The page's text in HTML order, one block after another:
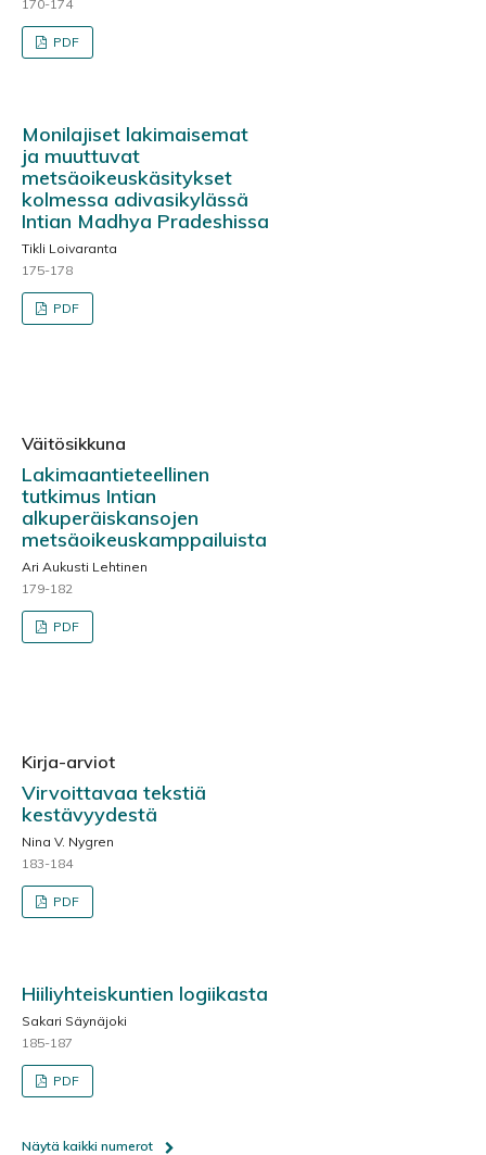
170-174
PDF
Monilajiset lakimaisemat
ja muuttuvat
metsäoikeuskäsitykset
kolmessa adivasikylässä
Intian Madhya Pradeshissa
Tikli Loivaranta
175-178
PDF
Väitösikkuna
Lakimaantieteellinen
tutkimus Intian
alkuperäiskansojen
metsäoikeuskamppailuista
Ari Aukusti Lehtinen
179-182
PDF
Kirja-arviot
Virvoittavaa tekstiä
kestävyydestä
Nina V. Nygren
183-184
PDF
Hiiliyhteiskuntien logiikasta
Sakari Säynäjoki
185-187
PDF
Näytä kaikki numerot